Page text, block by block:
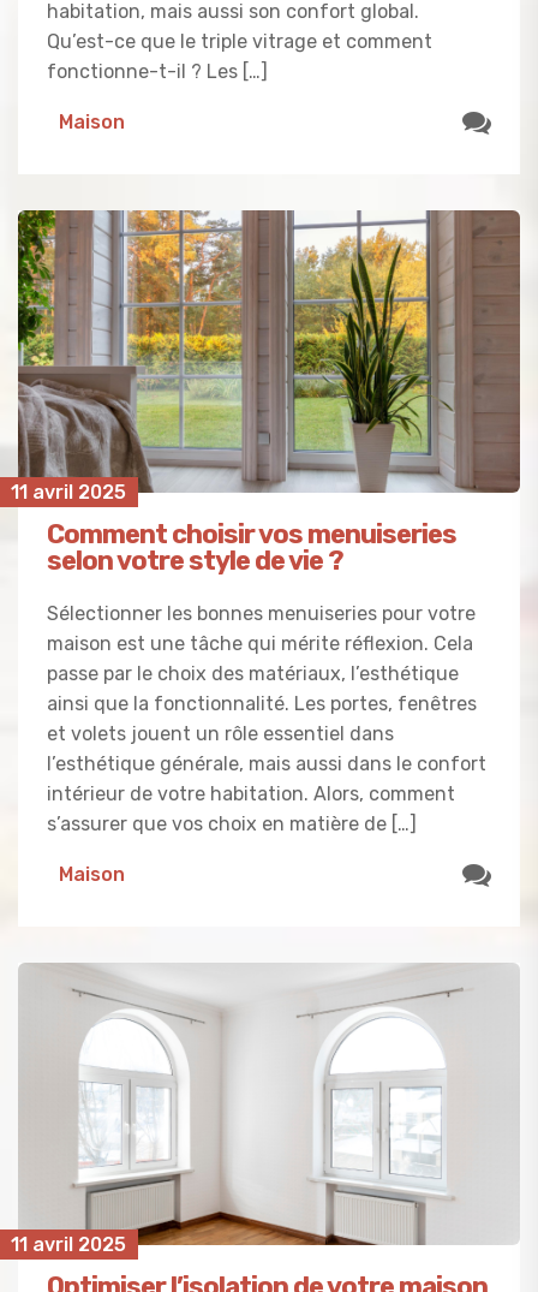
habitation, mais aussi son confort global.
Qu’est-ce que le triple vitrage et comment
fonctionne-t-il ? Les […]
Maison
11 avril 2025
Comment choisir vos menuiseries
selon votre style de vie ?
Sélectionner les bonnes menuiseries pour votre
maison est une tâche qui mérite réflexion. Cela
passe par le choix des matériaux, l’esthétique
ainsi que la fonctionnalité. Les portes, fenêtres
et volets jouent un rôle essentiel dans
l’esthétique générale, mais aussi dans le confort
intérieur de votre habitation. Alors, comment
s’assurer que vos choix en matière de […]
Maison
11 avril 2025